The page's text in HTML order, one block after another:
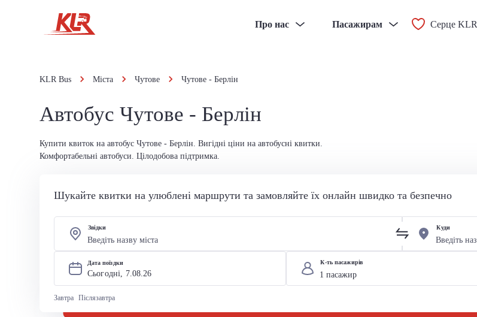
Про нас Пасажирам Серце KLR
KLR Bus Міста Чутове Чутове - Берлін
Автобус Чутове - Берлін
Купити квиток на автобус Чутове - Берлін. Вигідні ціни на автобусні квитки.
Комфортабельні автобуси. Цілодобова підтримка.
Шукайте квитки на улюблені маршрути та замовляйте їх онлайн швидко та безпечно
Звідки Куди
Дата поїздки
Сьогодні, 7.08.26
Завтра Післязавтра
К-ть пасажирів